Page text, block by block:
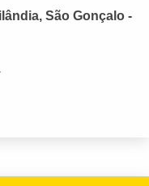
São Gonçalo -